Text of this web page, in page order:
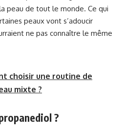
peau de tout le monde. Ce qui
peaux vont s’adoucir
ne pas connaître le même
choisir une routine de
mixte ?
?